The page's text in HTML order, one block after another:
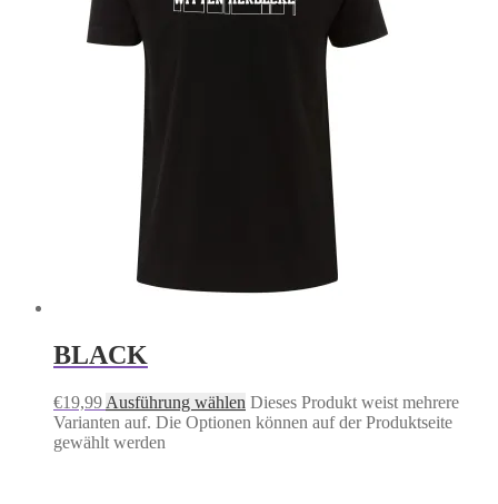
BLACK
€19,99 Ausführung wählen Dieses Produkt weist mehrere
Varianten auf. Die Optionen können auf der Produktseite
gewählt werden